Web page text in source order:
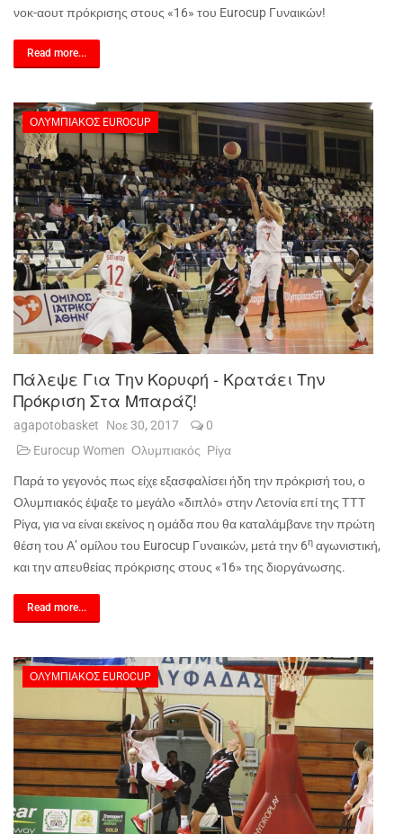
νοκ-αουτ πρόκρισης στους «16» του Eurocup Γυναικών!
Read more...
ΟΛΥΜΠΙΑΚΌΣ EUROCUP
Πάλεψε Για Την Κορυφή - Κρατάει Την
Πρόκριση Στα Μπαράζ!
agapotobasket Νοε 30, 2017
0
Eurocup Women Ολυμπιακός Ρίγα
Παρά το γεγονός πως είχε εξασφαλίσει ήδη την πρόκρισή του, ο
Ολυμπιακός έψαξε το μεγάλο «διπλό» στην Λετονία επί της ΤΤΤ
Ρίγα, για να είναι εκείνος η ομάδα που θα καταλάμβανε την πρώτη
θέση του Α’ ομίλου του Eurocup Γυναικών, μετά την 6η αγωνιστική,
και την απευθείας πρόκρισης στους «16» της διοργάνωσης.
Read more...
ΟΛΥΜΠΙΑΚΌΣ EUROCUP